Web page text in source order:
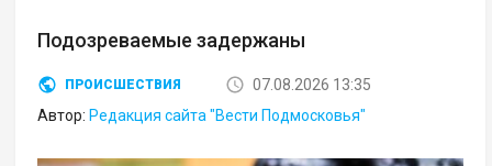
Подозреваемые задержаны
ПРОИСШЕСТВИЯ
07.08.2026 13:35
Автор: Редакция сайта "Вести Подмосковья"